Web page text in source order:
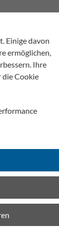
Einige davon
ermöglichen,
Ihre
Cookie